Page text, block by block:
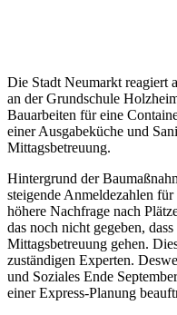
Die Stadt Neumarkt reagiert
an der Grundschule
Bauarbeiten für eine
einer Ausgabeküche und
Mittagsbetreuung.
Hintergrund der
steigende Anmeldezahlen
höhere Nachfrage nach
das noch nicht gegeben,
Mittagsbetreuung gehen.
zuständigen Experten.
und Soziales Ende
einer Express-Planung